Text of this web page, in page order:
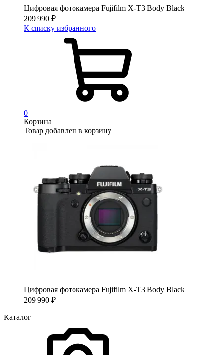
Цифровая фотокамера Fujifilm X-T3 Body Black
209 990 ₽
К списку избранного
0
Корзина
Товар добавлен в корзину
Цифровая фотокамера Fujifilm X-T3 Body Black
209 990 ₽
Каталог